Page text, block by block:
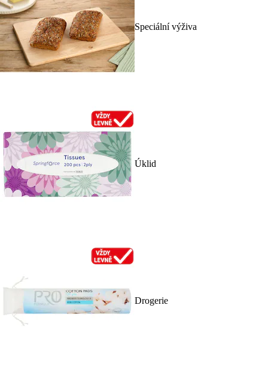
Speciální výživa
Úklid
Drogerie